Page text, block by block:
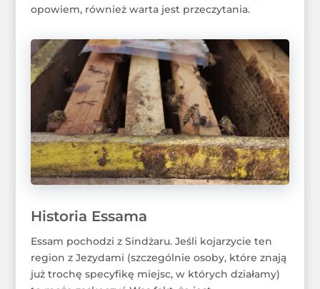
opowiem, również warta jest przeczytania.
Historia Essama
Essam pochodzi z Sindżaru. Jeśli kojarzycie ten
region z Jezydami (szczególnie osoby, które znają
już trochę specyfikę miejsc, w których działamy)